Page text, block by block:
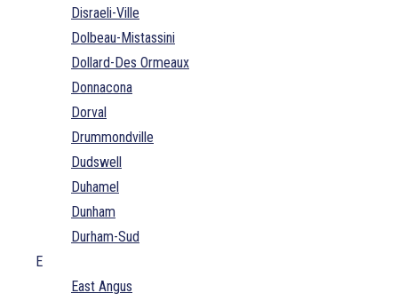
Disraeli-Ville
Dolbeau-Mistassini
Dollard-Des Ormeaux
Donnacona
Dorval
Drummondville
Dudswell
Duhamel
Dunham
Durham-Sud
E
East Angus